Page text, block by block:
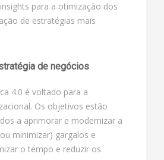
para a otimização dos
de estratégias mais
de negócios
4.0 é voltado para a
Os objetivos estão
a aprimorar e modernizar a
minimizar) gargalos e
o tempo e reduzir os